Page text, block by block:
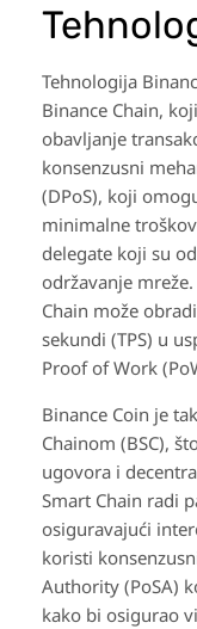
Tehnologija
Binance Chain,
obavljanje
konsenzusni
(DPoS), koji
minimalne
delegate koji su
održavanje
Chain može
sekundi (TPS) u
Proof of Work
Binance Coin je
Chainom (BSC),
ugovora i
Smart Chain radi
osiguravajući
koristi
Authority (PoSA)
kako bi osigurao